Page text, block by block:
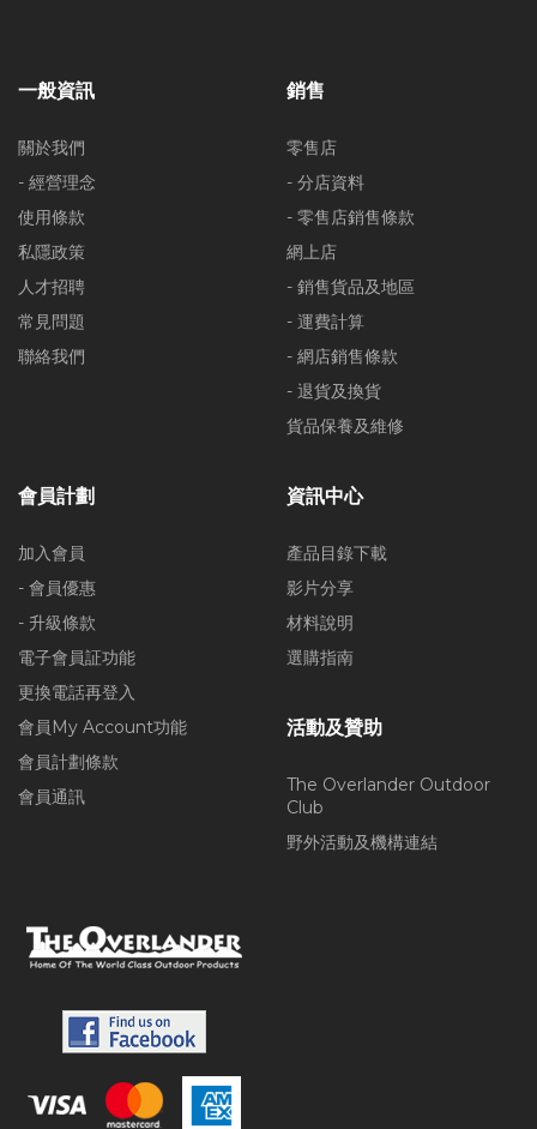
一般資訊
關於我們
- 經營理念
使用條款
私隱政策
人才招聘
常見問題
聯絡我們
銷售
零售店
- 分店資料
- 零售店銷售條款
網上店
- 銷售貨品及地區
- 運費計算
- 網店銷售條款
- 退貨及換貨
貨品保養及維修
會員計劃
加入會員
- 會員優惠
- 升級條款
電子會員証功能
更換電話再登入
會員My Account功能
會員計劃條款
會員通訊
資訊中心
產品目錄下載
影片分享
材料說明
選購指南
活動及贊助
The Overlander Outdoor
Club
野外活動及機構連結